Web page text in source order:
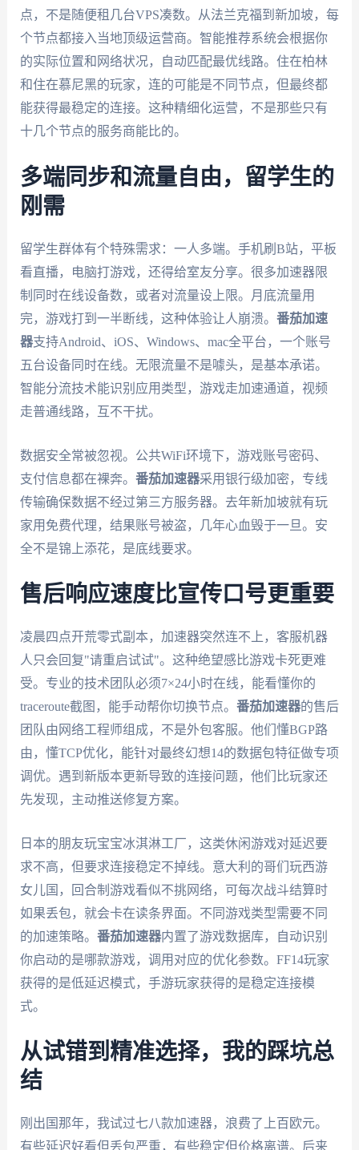
点，不是随便租几台VPS凑数。从法兰克福到新加坡，每
个节点都接入当地顶级运营商。智能推荐系统会根据你
的实际位置和网络状况，自动匹配最优线路。住在柏林
和住在慕尼黑的玩家，连的可能是不同节点，但最终都
能获得最稳定的连接。这种精细化运营，不是那些只有
十几个节点的服务商能比的。
多端同步和流量自由，留学生的
刚需
留学生群体有个特殊需求：一人多端。手机刷B站，平板
看直播，电脑打游戏，还得给室友分享。很多加速器限
制同时在线设备数，或者对流量设上限。月底流量用
完，游戏打到一半断线，这种体验让人崩溃。 番茄加速
器支持Android、iOS、Windows、mac全平台，一个账号
五台设备同时在线。无限流量不是噱头，是基本承诺。
智能分流技术能识别应用类型，游戏走加速通道，视频
走普通线路，互不干扰。
数据安全常被忽视。公共WiFi环境下，游戏账号密码、
支付信息都在裸奔。 番茄加速器采用银行级加密，专线
传输确保数据不经过第三方服务器。去年新加坡就有玩
家用免费代理，结果账号被盗，几年心血毁于一旦。安
全不是锦上添花，是底线要求。
售后响应速度比宣传口号更重要
凌晨四点开荒零式副本，加速器突然连不上，客服机器
人只会回复"请重启试试"。这种绝望感比游戏卡死更难
受。专业的技术团队必须7×24小时在线，能看懂你的
traceroute截图，能手动帮你切换节点。 番茄加速器的售后
团队由网络工程师组成，不是外包客服。他们懂BGP路
由，懂TCP优化，能针对最终幻想14的数据包特征做专项
调优。遇到新版本更新导致的连接问题，他们比玩家还
先发现，主动推送修复方案。
日本的朋友玩宝宝冰淇淋工厂，这类休闲游戏对延迟要
求不高，但要求连接稳定不掉线。意大利的哥们玩西游
女儿国，回合制游戏看似不挑网络，可每次战斗结算时
如果丢包，就会卡在读条界面。不同游戏类型需要不同
的加速策略。 番茄加速器内置了游戏数据库，自动识别
你启动的是哪款游戏，调用对应的优化参数。FF14玩家
获得的是低延迟模式，手游玩家获得的是稳定连接模
式。
从试错到精准选择，我的踩坑总
结
刚出国那年，我试过七八款加速器，浪费了上百欧元。
有些延迟好看但丢包严重，有些稳定但价格离谱。后来